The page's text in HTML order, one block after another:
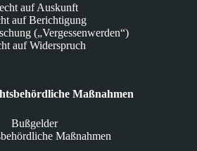
auf Auskunft
auf Berichtigung
(„Vergessenwerden“)
auf Widerspruch
Maßnahmen
Bußgelder
Maßnahmen